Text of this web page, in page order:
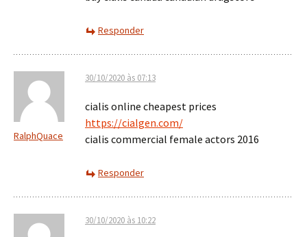
Responder
RalphQuace
30/10/2020 às 07:13
cialis online cheapest prices
https://cialgen.com/
cialis commercial female actors 2016
Responder
30/10/2020 às 10:22